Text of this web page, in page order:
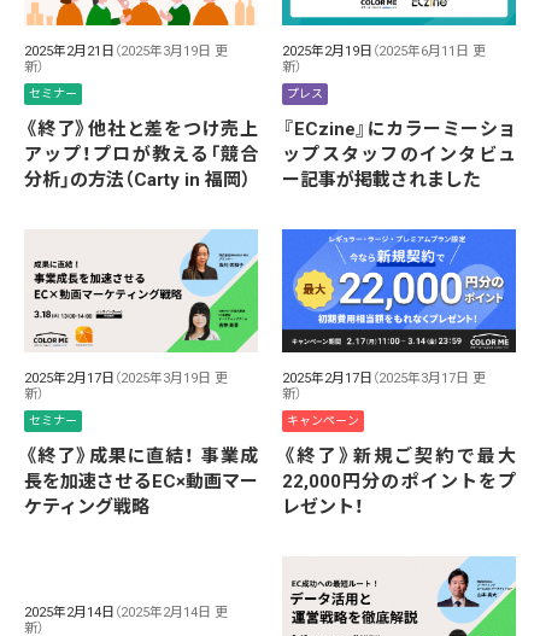
2025年2月21日 （2025年3月19日 更
新）
セミナー
《終了》他社と差をつけ売上
アップ！プロが教える「競合
分析」の方法（Carty in 福岡）
2025年2月19日 （2025年6月11日 更
新）
プレス
『ECzine』にカラーミーショ
ップスタッフのインタビュ
ー記事が掲載されました
2025年2月17日 （2025年3月19日 更
新）
セミナー
《終了》成果に直結！ 事業成
長を加速させるEC×動画マー
ケティング戦略
2025年2月17日 （2025年3月17日 更
新）
キャンペーン
《終了》新規ご契約で最大
22,000円分のポイントをプ
レゼント！
2025年2月14日 （2025年2月14日 更
新）